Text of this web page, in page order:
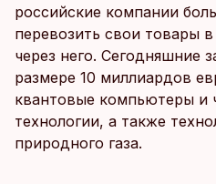
российские компании
перевозить свои товары
через него. Сегодняшние
размере 10 миллиардов
квантовые компьютеры и
технологии, а также
природного газа.